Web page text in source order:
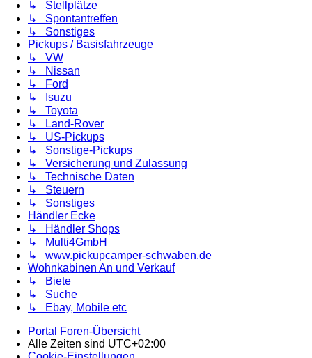
↳ Stellplätze
↳ Spontantreffen
↳ Sonstiges
Pickups / Basisfahrzeuge
↳ VW
↳ Nissan
↳ Ford
↳ Isuzu
↳ Toyota
↳ Land-Rover
↳ US-Pickups
↳ Sonstige-Pickups
↳ Versicherung und Zulassung
↳ Technische Daten
↳ Steuern
↳ Sonstiges
Händler Ecke
↳ Händler Shops
↳ Multi4GmbH
↳ www.pickupcamper-schwaben.de
Wohnkabinen An und Verkauf
↳ Biete
↳ Suche
↳ Ebay, Mobile etc
Portal Foren-Übersicht
Alle Zeiten sind UTC+02:00